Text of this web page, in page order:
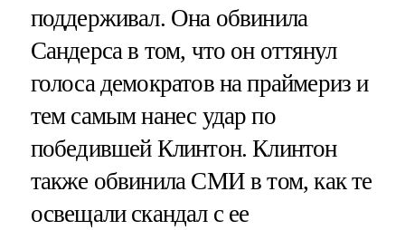
поддерживал. Она обвинила
Сандерса в том, что он оттянул
голоса демократов на праймериз и
тем самым нанес удар по
победившей Клинтон. Клинтон
также обвинила СМИ в том, как те
освещали скандал с ее